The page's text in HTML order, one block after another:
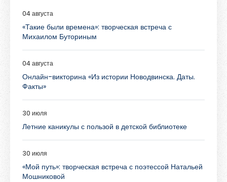
04 августа
«Такие были времена»: творческая встреча с
Михаилом Буториным
04 августа
Онлайн-викторина «Из истории Новодвинска. Даты.
Факты»
30 июля
Летние каникулы с пользой в детской библиотеке
30 июля
«Мой путь»: творческая встреча с поэтессой Натальей
Мошниковой